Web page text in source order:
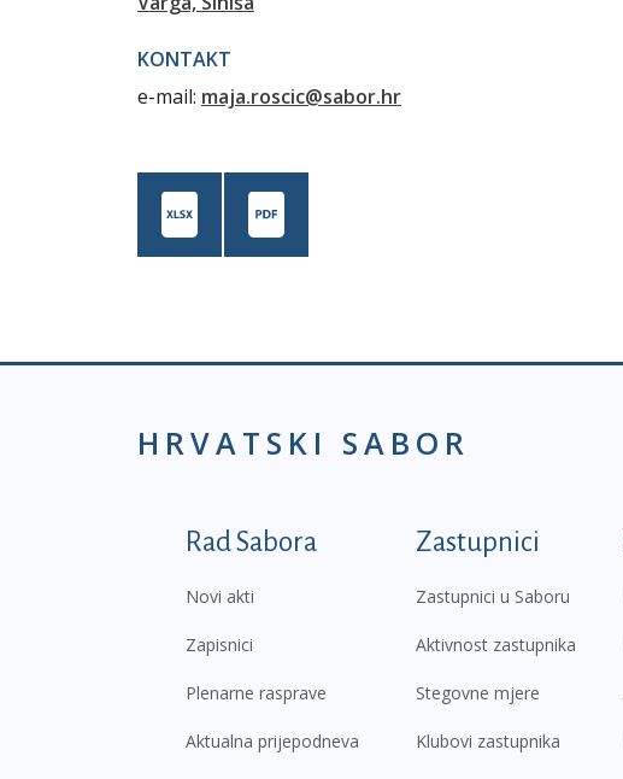
KONTAKT
e-mail: maja.roscic@sabor.hr
HRVATSKI SABOR
Podnožje prvi izbornik
Rad Sabora
Novi akti
Zapisnici
Plenarne rasprave
Aktualna prijepodneva
Zastupnici
Zastupnici u Saboru
Aktivnost zastupnika
Stegovne mjere
Klubovi zastupnika